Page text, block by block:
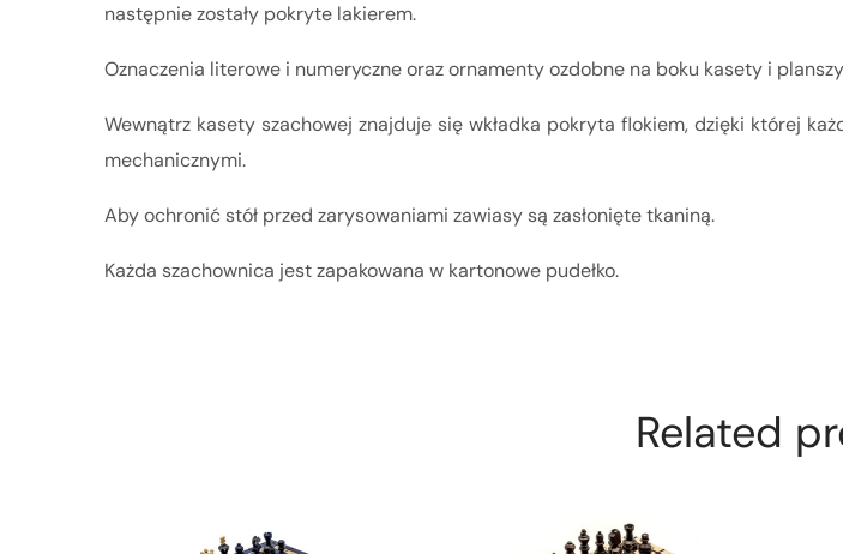
następnie zostały pokryte lakierem.
Oznaczenia literowe i numeryczne oraz ornamenty ozdobne na boku kasety i
Wewnątrz kasety szachowej znajduje się wkładka pokryta flokiem, dzięki której
mechanicznymi.
Aby ochronić stół przed zarysowaniami zawiasy są zasłonięte tkaniną.
Każda szachownica jest zapakowana w kartonowe pudełko.
Related